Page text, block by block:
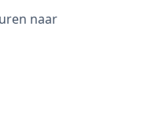
naar